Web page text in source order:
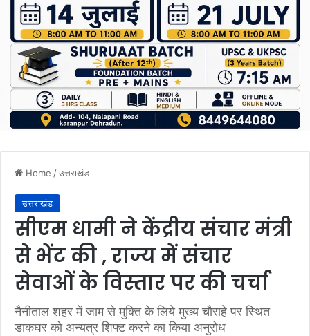
Home /उत्तराखंड
उत्तराखंड
सीएम धामी ने केंद्रीय संचार मंत्री
से भेंट की , राज्य में संचार
सेवाओं के विस्तार पर की चर्चा
नैनीताल शहर में जाम से मुक्ति के लिये मुख्य चौराहे पर स्थित
डाकघर को अन्यत्र शिफ्ट करने का किया अनुरोध